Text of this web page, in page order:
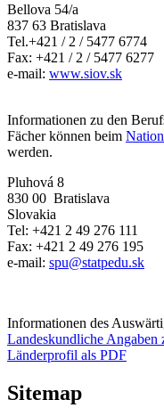
Bellova 54/a
837 63 Bratislava
Tel.+421 / 2 / 5477 6774
Fax: +421 / 2 / 5477 6277
e-mail: www.siov.sk
Informationen zu den
Fächer können beim
werden.
Pluhová 8
830 00 Bratislava
Slovakia
Tel: +421 2 49 276 111
Fax: +421 2 49 276 195
e-mail: spu@statpedu.sk
Informationen des
Landeskundliche
Länderprofil als PDF
Sitemap